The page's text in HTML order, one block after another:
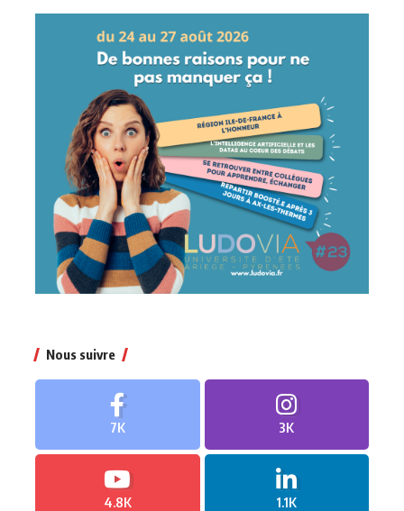
Nous suivre
7K 3K
4.8K 1.1K